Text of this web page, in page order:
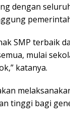
dengan
SMP terbaik
mulai
katanya.
tinggi bagi